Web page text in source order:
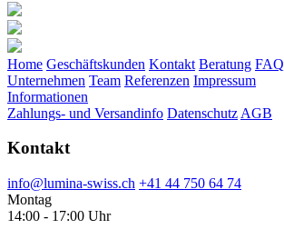
Home Geschäftskunden Kontakt Beratung FAQ
Unternehmen Team Referenzen Impressum
Informationen
Zahlungs- und Versandinfo Datenschutz AGB
Kontakt
info@lumina-swiss.ch +41 44 750 64 74
Montag
14:00 - 17:00 Uhr